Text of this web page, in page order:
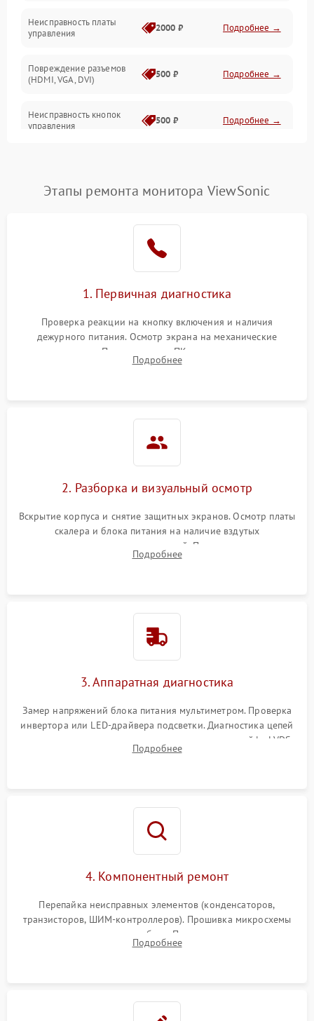
Неисправность платы
управления
2000 ₽ Подробнее →
Повреждение разъемов
(HDMI, VGA, DVI)
500 ₽ Подробнее →
Неисправность кнопок
управления
500 ₽ Подробнее →
Повреждение кабеля
1000 ₽
Поломка системы
автоматического
1000 ₽ Подробнее →
Неисправность системы
1000 ₽
защиты от замыкания
1000 ₽ Подробнее →
1000 ₽
Поломка системы защиты
Этапы ремонта монитора ViewSonic
1. Первичная диагностика
Проверка реакции на кнопку включения и наличия
дежурного питания. Осмотр экрана на механические
повреждения. Подключение к ПК для оценки вывода
изображения, работы подсветки и выявления артефактов на
Подробнее
2. Разборка и визуальный осмотр
Вскрытие корпуса и снятие защитных экранов. Осмотр платы
скалера и блока питания на наличие вздутых
конденсаторов, прогаров, окислений. Проверка надежности
контактов и целостности шлейфов матрицы.
Подробнее
3. Аппаратная диагностика
Замер напряжений блока питания мультиметром. Проверка
инвертора или LED-драйвера подсветки. Диагностика цепей
питания скалера и тестирование сигналов на шлейфе LVDS
Подробнее
4. Компонентный ремонт
Перепайка неисправных элементов (конденсаторов,
транзисторов, ШИМ-контроллеров). Прошивка микросхемы
памяти при программных сбоях. При поломке подсветки —
разборка матрицы и замена выгоревших светодиодов.
Подробнее